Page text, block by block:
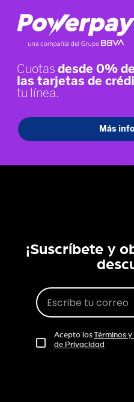
¡Suscríbete y
Acepto los Términos
de Privacidad